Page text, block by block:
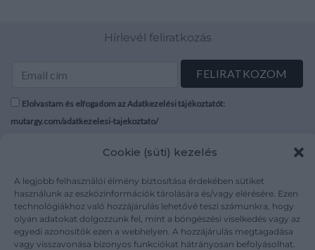
Cookie (süti) kezelés
A legjobb felhasználói élmény biztosítása érdekében sütiket
használunk az eszközinformációk tárolására és/vagy elérésére. Ezen
technológiákhoz való hozzájárulás lehetővé teszi számunkra, hogy
olyan adatokat dolgozzunk fel, mint a böngészési viselkedés vagy az
egyedi azonosítók ezen a webhelyen. A hozzájárulás megtagadása
vagy visszavonása bizonyos funkciókat hátrányosan befolyásolhat.
Used, but very good
B.A. Seaby Ltd., London,
condition.
Hírlevél feliratkozás
Elolvastam és elfogadom az Adatkezelési tájékoztatót:
mutargy.com/adatkezelesi-tajekoztato/
Médiaajánlat
Karrier
Kapcsolat
Áraink
ÁSZF
Adatvédelem
Impresszum